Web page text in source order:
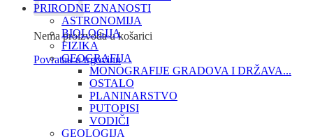
Nema proizvoda u košarici
Povratak u trgovinu
PRIRODNE ZNANOSTI
ASTRONOMIJA
BIOLOGIJA
FIZIKA
GEOGRAFIJA
MONOGRAFIJE GRADOVA I DRŽAVA...
OSTALO
PLANINARSTVO
PUTOPISI
VODIČI
GEOLOGIJA